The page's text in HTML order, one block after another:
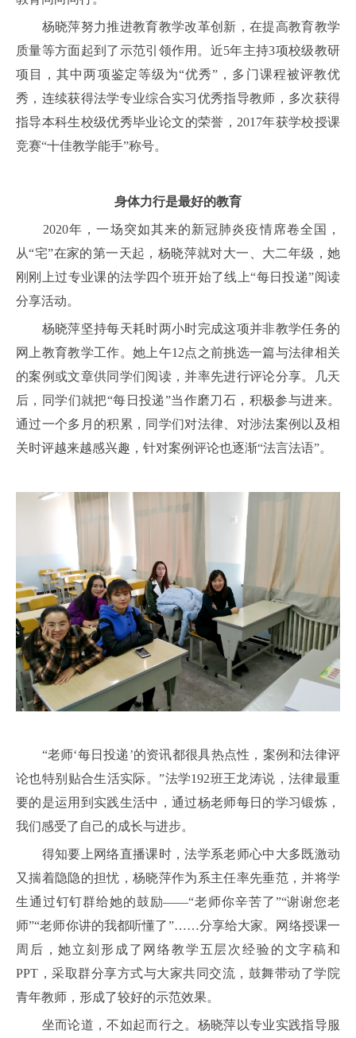
杨晓萍努力推进教育教学改革创新，在提高教育教学
质量等方面起到了示范引领作用。近5年主持3项校级教研
项目，其中两项鉴定等级为“优秀”，多门课程被评教优
秀，连续获得法学专业综合实习优秀指导教师，多次获得
指导本科生校级优秀毕业论文的荣誉，2017年获学校授课
竞赛“十佳教学能手”称号。
身体力行是最好的教育
2020年，一场突如其来的新冠肺炎疫情席卷全国，
从“宅”在家的第一天起，杨晓萍就对大一、大二年级，她
刚刚上过专业课的法学四个班开始了线上“每日投递”阅读
分享活动。
杨晓萍坚持每天耗时两小时完成这项并非教学任务的
网上教育教学工作。她上午12点之前挑选一篇与法律相关
的案例或文章供同学们阅读，并率先进行评论分享。几天
后，同学们就把“每日投递”当作磨刀石，积极参与进来。
通过一个多月的积累，同学们对法律、对涉法案例以及相
关时评越来越感兴趣，针对案例评论也逐渐“法言法语”。
“老师‘每日投递’的资讯都很具热点性，案例和法律评
论也特别贴合生活实际。”法学192班王龙涛说，法律最重
要的是运用到实践生活中，通过杨老师每日的学习锻炼，
我们感受了自己的成长与进步。
得知要上网络直播课时，法学系老师心中大多既激动
又揣着隐隐的担忧，杨晓萍作为系主任率先垂范，并将学
生通过钉钉群给她的鼓励——“老师你辛苦了”“谢谢您老
师”“老师你讲的我都听懂了”……分享给大家。网络授课一
周后，她立刻形成了网络教学五层次经验的文字稿和
PPT，采取群分享方式与大家共同交流，鼓舞带动了学院
青年教师，形成了较好的示范效果。
坐而论道，不如起而行之。杨晓萍以专业实践指导服